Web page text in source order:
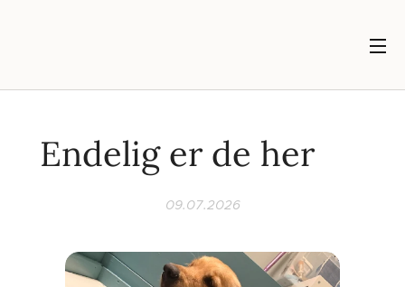
Endelig er de her 🐶
09.07.2026